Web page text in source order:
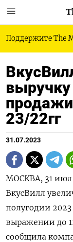
Поддержите The
выручку
23/22гг
31.07.2023
МОСКВА, 31 июл
ВкусВилл
полугодии 2023
выражении до
сообщила